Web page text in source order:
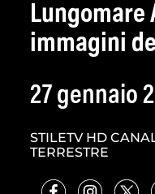
Lungomare
immagini
27 gennaio
STILETV HD
TERRESTRE